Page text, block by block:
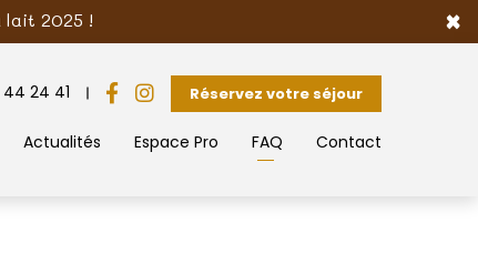
2025 ! ×
44 24 41 Réservez votre séjour
Actualités Espace Pro FAQ Contact